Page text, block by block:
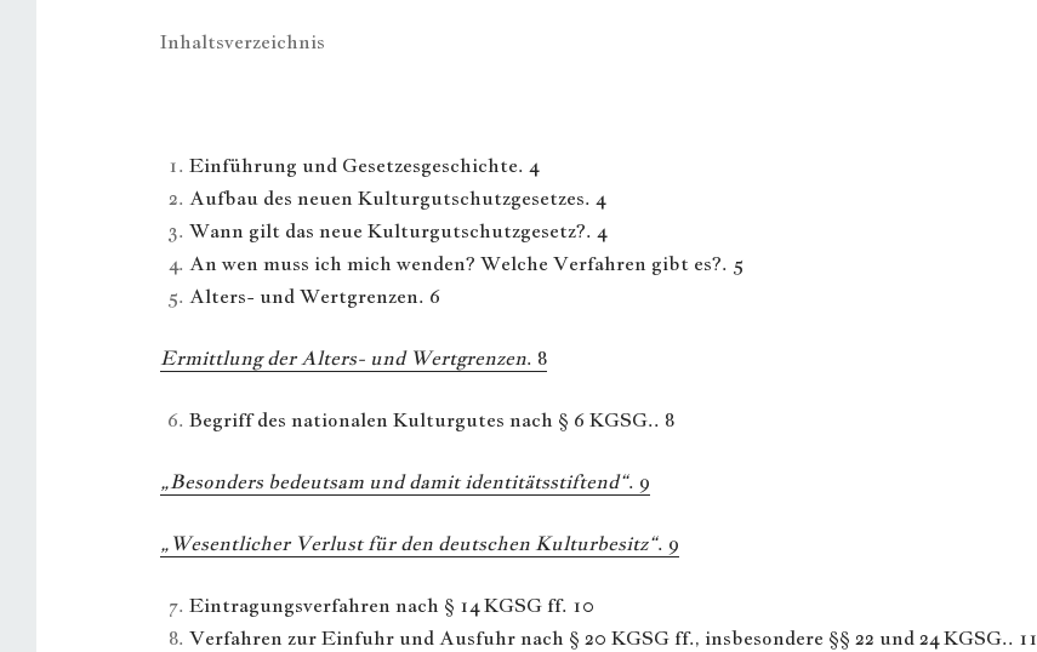
Inhaltsverzeichnis
Einführung und Gesetzesgeschichte. 4
Aufbau des neuen Kulturgutschutzgesetzes. 4
Wann gilt das neue Kulturgutschutzgesetz?. 4
An wen muss ich mich wenden? Welche Verfahren gibt es?. 5
Alters- und Wertgrenzen. 6
Ermittlung der Alters- und Wertgrenzen. 8
Begriff des nationalen Kulturgutes nach § 6 KGSG.. 8
„Besonders bedeutsam und damit identitätsstiftend“. 9
„Wesentlicher Verlust für den deutschen Kulturbesitz“. 9
Eintragungsverfahren nach § 14 KGSG ff. 10
Verfahren zur Einfuhr und Ausfuhr nach § 20 KGSG ff., insbesondere §§ 22 und 24 KGSG.. 11